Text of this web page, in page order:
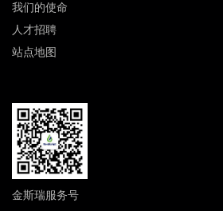
我们的使命
人才招聘
站点地图
金斯瑞服务号